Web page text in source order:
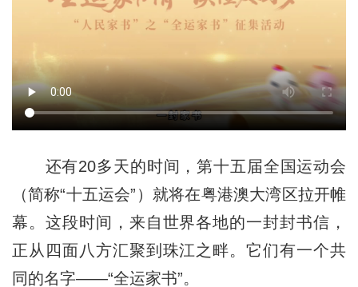
还有20多天的时间，第十五届全国运动会
（简称“十五运会”）就将在粤港澳大湾区拉开帷
幕。这段时间，来自世界各地的一封封书信，
正从四面八方汇聚到珠江之畔。它们有一个共
同的名字——“全运家书”。